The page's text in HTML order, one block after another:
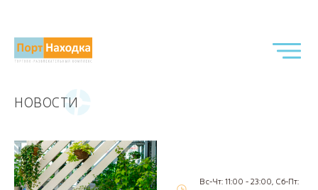
НОВОСТИ
Вс-Чт: 11:00 - 23:00, Сб-Пт: